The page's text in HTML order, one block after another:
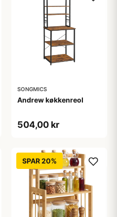
SONGMICS
Andrew køkkenreol
504,00 kr
SPAR 20%